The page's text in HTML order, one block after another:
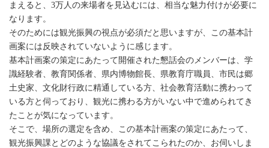
まえると、3万人の来場者を見込むには、相当な魅力付けが必要に
なります。
そのためには観光振興の視点が必須だと思いますが、この基本計
画案には反映されていないように感じます。
基本計画案の策定にあたって開催された懇話会のメンバーは、学
識経験者、教育関係者、県内博物館長、県教育庁職員、市民は郷
土史家、文化財行政に精通している方、社会教育活動に携わって
いる方と伺っており、観光に携わる方がいない中で進められてき
たことが気になっています。
そこで、場所の選定を含め、この基本計画案の策定にあたって、
観光振興課とどのような協議をされてこられたのか、お伺いしま